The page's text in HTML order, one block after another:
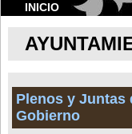
INICIO
Plenos y Juntas
Gobierno